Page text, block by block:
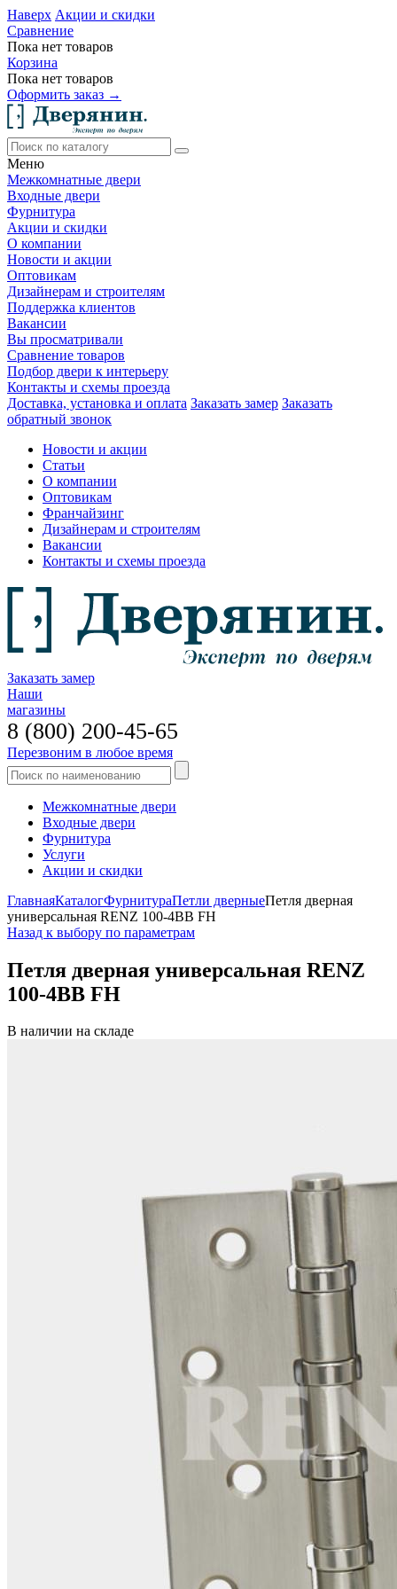
Наверх Акции и скидки
Сравнение
Пока нет товаров
Корзина
Пока нет товаров
Оформить заказ →
Меню
Межкомнатные двери
Входные двери
Фурнитура
Акции и скидки
О компании
Новости и акции
Оптовикам
Дизайнерам и строителям
Поддержка клиентов
Вакансии
Вы просматривали
Сравнение товаров
Подбор двери к интерьеру
Контакты и схемы проезда
Доставка, установка и оплата Заказать замер Заказать
обратный звонок
Новости и акции
Статьи
О компании
Оптовикам
Франчайзинг
Дизайнерам и строителям
Вакансии
Контакты и схемы проезда
Заказать замер
Наши
магазины
8 (800) 200-45-65
Перезвоним в любое время
Межкомнатные двери
Входные двери
Фурнитура
Услуги
Акции и скидки
ГлавнаяКаталогФурнитураПетли дверныеПетля дверная
универсальная RENZ 100-4ВВ FH
Назад к выбору по параметрам
Петля дверная универсальная RENZ
100-4ВВ FH
В наличии на складе